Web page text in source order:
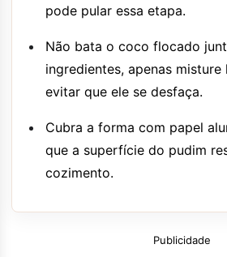
pode pular essa etapa.
Não bata o coco flocado
ingredientes, apenas misture
evitar que ele se desfaça.
Cubra a forma com papel
que a superfície do pudim
cozimento.
Publicidade